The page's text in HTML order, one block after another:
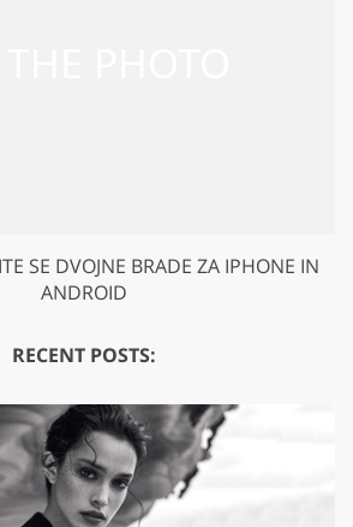
SE DVOJNE BRADE ZA IPHONE IN
ANDROID
RECENT POSTS:
OFF CREATIVE CLOUD